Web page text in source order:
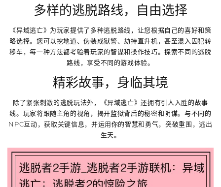
多样的逃脱路线，自由选择
《异域逃亡》为玩家提供了多种逃脱路线，让您根据自己的喜好和策
略选择。您可以挖地道、伪装成狱警、劫持直升机，甚至混入囚犯转
移车，每一种方法都考验着玩家的智谋和操作技巧。探索不同的逃脱
路线，享受不同的游戏体验。
精彩故事，身临其境
除了紧张刺激的逃脱玩法外，《异域逃亡》还拥有引人入胜的故事
线。玩家将跟随主角的视角，揭开监狱背后的秘密和阴谋。与不同的
NPC互动，获取关键信息，并运用你的智慧和勇气，突破重围，逃出
生天。